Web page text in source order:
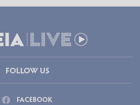
FOLLOW US
FACEBOOK